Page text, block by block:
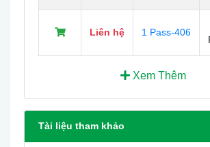
Liên hệ 1 Pass-406
Xem Thêm
Tài liệu tham khảo